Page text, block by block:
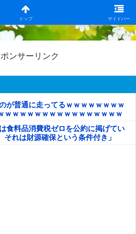
トップ サイドバー
ス録
ンサーリンク
が普通に走ってるｗｗｗｗｗｗｗｗ
ｗｗｗｗｗｗｗｗｗｗｗｗｗｗｗｗ
食料品消費税ゼロを公約に掲げてい
れは財源確保という条件付き」